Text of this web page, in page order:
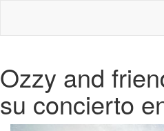
Ozzy and
su concierto